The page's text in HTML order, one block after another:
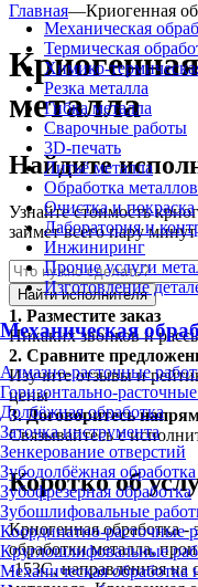
Механическая
Термическая
Химико-
Резка металла
Гибка металла
Сварочные работы
3D-печать
Литьё металла
Обработка
Очистка и покраска
Лаборатория и
Инжиниринг
Прочие услуги
Изготовление
Механическая
Алмазно-расточные
Горизонтально-
Долбёжная обработка
Заточка инструмента
Зенкерование отверстий
Зубодолбёжная обработка
Зубофрезерная обработка
Зубошлифовальные
Координатно-расточные
Круглошлифовальные
Механическая
Главная—Криогенная
металла
Найдите
Узнайте стоимость
займет всего пару минут
Найти исполнителя
1. Разместите заказ
Никаких звонков и
2. Сравните
Изучите отзывы и
цены
3.Договоритесь
Связывайтесь с
Коротко об
Криогенная обработка -
обработки металла,
-153С, направленная на